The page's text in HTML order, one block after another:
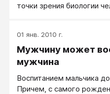
точки зрения биологии
01 янв. 2010 г.
Мужчину может
мужчина
Воспитанием мальчика
Причем, с самого